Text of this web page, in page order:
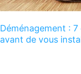
Déménagement :
avant de vous
￼